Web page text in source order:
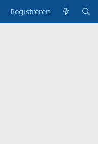
Registreren